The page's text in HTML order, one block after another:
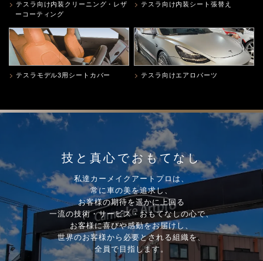
テスラ向け内装クリーニング・レザ
ーコーティング
テスラ向け内装シート張替え
テスラモデル3用シートカバー テスラ向けエアロパーツ
技と真心でおもてなし
私達カーメイクアートプロは、
常に車の美を追求し、
お客様の期待を遥かに上回る
一流の技術・サービス・おもてなしの心で、
お客様に喜びや感動をお届けし、
世界のお客様から必要とされる組織を、
全員で目指します。